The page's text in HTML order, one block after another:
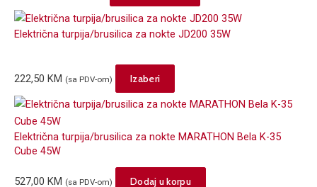
options
may
be
the
product
Električna turpija/brusilica za nokte JD200 35W
222,50 KM (sa PDV-om) Izaberi
product
has
options
Električna turpija/brusilica za nokte MARATHON Bela K-35
Cube 45W
527,00 KM (sa PDV-om) Dodaj u korpu